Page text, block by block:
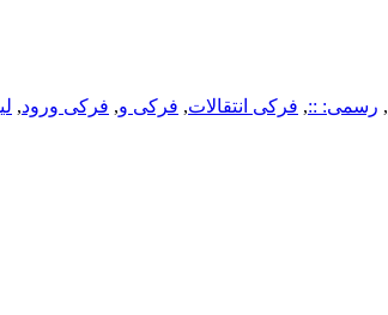
, رسمی: ::, فرکی انتقالات, فرکی و, فرکی ورود,